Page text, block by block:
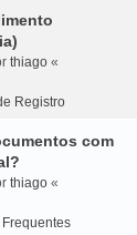
thiago «
Registro
com
thiago «